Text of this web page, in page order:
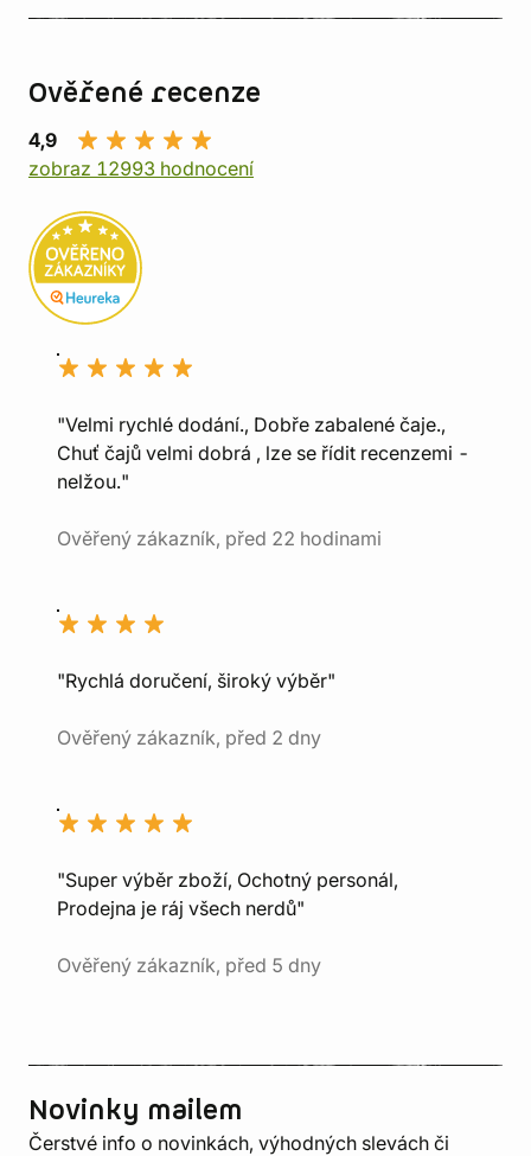
Ověřené recenze
4,9
zobraz 12993 hodnocení
"Velmi rychlé dodání., Dobře zabalené čaje.,
Chuť čajů velmi dobrá , lze se řídit recenzemi -
nelžou."
Ověřený zákazník, před 22 hodinami
"Rychlá doručení, široký výběr"
Ověřený zákazník, před 2 dny
"Super výběr zboží, Ochotný personál,
Prodejna je ráj všech nerdů"
Ověřený zákazník, před 5 dny
Novinky mailem
Čerstvé info o novinkách, výhodných slevách či